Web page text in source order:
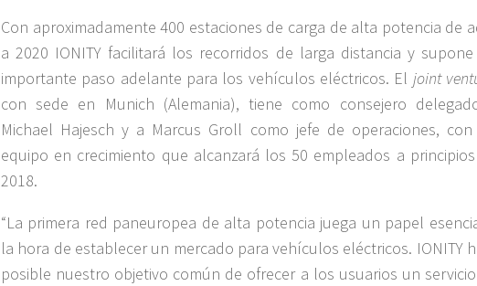
Con aproximadamente 400 estaciones de carga de alta potencia de
a 2020 IONITY facilitará los recorridos de larga distancia y
importante paso adelante para los vehículos eléctricos. El joint
con sede en Munich (Alemania), tiene como consejero
Michael Hajesch y a Marcus Groll como jefe de operaciones,
equipo en crecimiento que alcanzará los 50 empleados a
2018.
“La primera red paneuropea de alta potencia juega un papel
la hora de establecer un mercado para vehículos eléctricos. IONITY
posible nuestro objetivo común de ofrecer a los usuarios un